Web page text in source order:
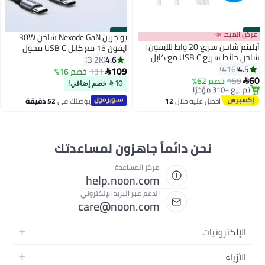
#49
عرض الميجا 📣
أبلينم شاحن سريع 20 واط للآيفون |
شاحن حائط سريع USB C مع كابل
USB C إلى Lightning متوافق مع
iPhone 14/14 Pro/14 Pro
Max/13/12/SE2020/11/XR/XS
Max/X/iPad
4.5
416
60
159 خصم 62%
أقل سعر في السنة
توصيل مجاني
تم بيع +310 مؤخرًا
احصل عليه خلال12
#50 يو جرين Nexode GaN شاحن 30W
ايفون 15 مع كابل USB C محول
طاقة قابل للطي شاحن ايفون تايب
بلس، ايباد، سامسونج، شاومى، ون
بلس، إلخ 30 واط مع كابل
4.6
3.2K
109
131 خصم 16%
10  خصم إضافي!
يوصلك في52 دقيقة
نحن دائماً جاهزون لمساعدتك
مركز المساعدة
help.noon.com
الدعم عبر البريد الإلكتروني
care@noon.com
الإلكترونيات
الهواتف المتحركة
الأزياء